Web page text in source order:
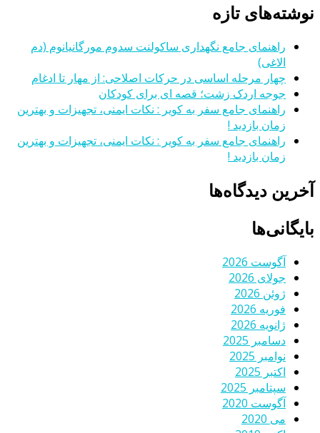
نوشته‌های تازه
راهنمای جامع نگهداری ساکولنت سدوم مورگانیانوم (دم
الاغی)
چهار مرحله اساسی در حرکات اصلاحی: از مهار تا ادغام
جوجه اردک زشت؛ قصه ای برای کودکان
راهنمای جامع سفر به کویر : نکات ایمنی، تجهیزات و بهترین
زمان بازدید !
راهنمای جامع سفر به کویر : نکات ایمنی، تجهیزات و بهترین
زمان بازدید !
آخرین دیدگاه‌ها
بایگانی‌ها
آگوست 2026
جولای 2026
ژوئن 2026
فوریه 2026
ژانویه 2026
دسامبر 2025
نوامبر 2025
اکتبر 2025
سپتامبر 2025
آگوست 2020
می 2020